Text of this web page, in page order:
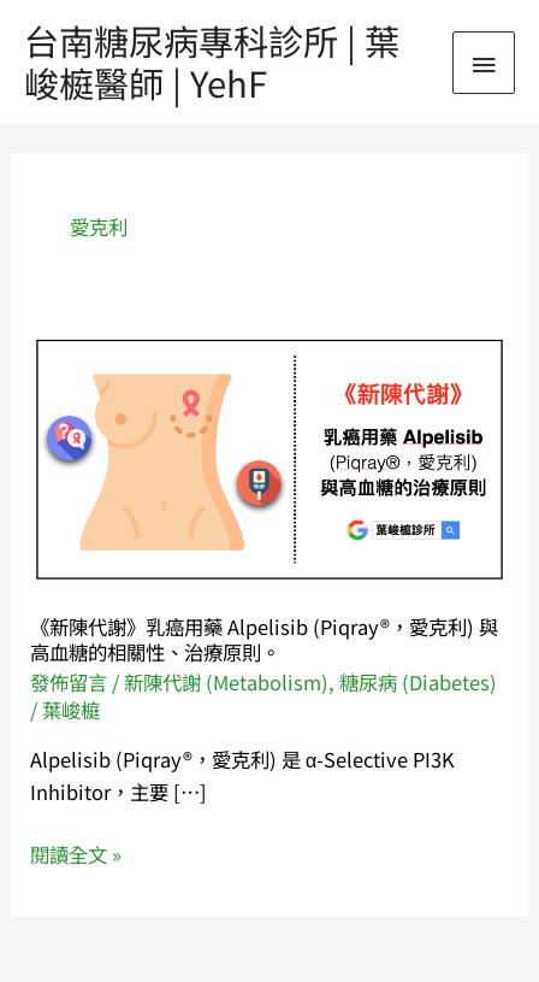
台南糖尿病專科診所 | 葉
峻榳醫師 | YehF
主
要
愛克利
《新陳代謝》乳癌用藥 Alpelisib (Piqray®，愛克利) 與
高血糖的相關性、治療原則。
發佈留言 /新陳代謝 (Metabolism),糖尿病 (Diabetes)
/ 葉峻榳
Alpelisib (Piqray®，愛克利) 是 α-Selective PI3K
Inhibitor，主要 […]
《新
謝》
藥
(Piqray®，
愛
克
與
高
糖
閱讀全文 »